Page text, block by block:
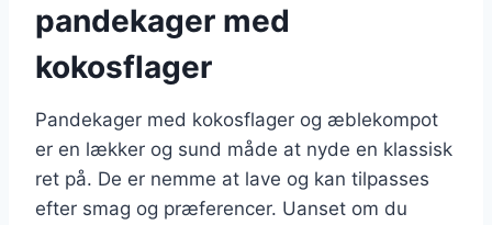
pandekager med
kokosflager
Pandekager med kokosflager og æblekompot
er en lækker og sund måde at nyde en klassisk
ret på. De er nemme at lave og kan tilpasses
efter smag og præferencer. Uanset om du